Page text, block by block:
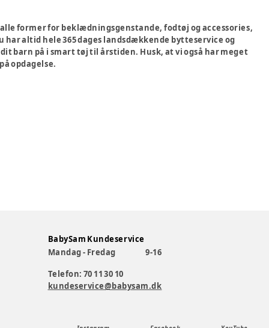
former for beklædningsgenstande, fodtøj og accessories,
altid hele 365 dages landsdækkende bytteservice og
barn på i smart tøj til årstiden. Husk, at vi også har meget
opdagelse.
BabySam Kundeservice
Mandag - Fredag
9-16
Telefon: 70 11 30 10
kundeservice@babysam.dk